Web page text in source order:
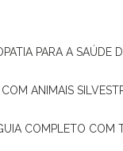
PARA A
COM ANIMAIS
COMPLETO